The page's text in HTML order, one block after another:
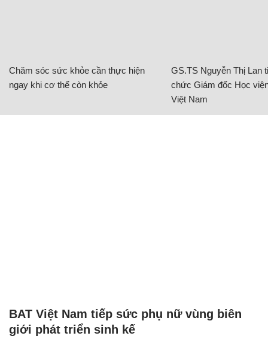
Chăm sóc sức khỏe cần thực hiện
ngay khi cơ thể còn khỏe
GS.TS Nguyễn Thị Lan
chức Giám đốc Học
Việt Nam
BAT Việt Nam tiếp sức phụ nữ vùng biên
giới phát triển sinh kế